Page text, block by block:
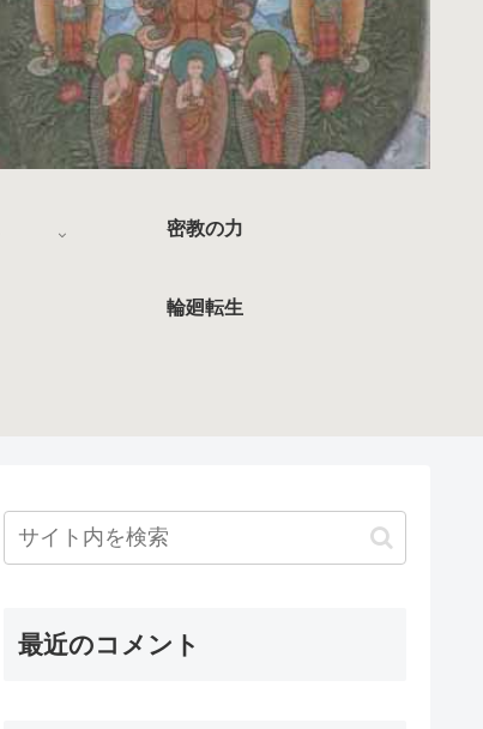
密教の力
輪廻転生
最近のコメント